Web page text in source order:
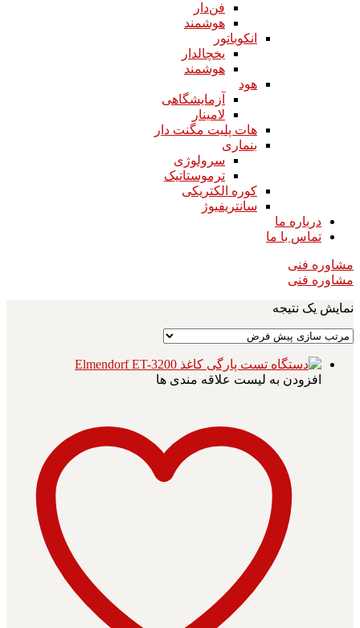
فن‌دار
هوشمند
انکوباتور
یخچالدار
هوشمند
هود
آزمایشگاهی
لامینار​​​​​​​
هات پلیت مگنت دار​​​​​​​
بنماری
سرولوژی
ترموستاتیک
کوره الکتریکی
سانتریفیوژ
درباره ما
تماس با ما
مشاوره فنی
مشاوره فنی
نمایش یک نتیجه
افزودن به لیست علاقه مندی ها